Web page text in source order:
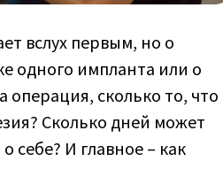
вслух первым, но о
одного импланта или о
операция, сколько то, что
Сколько дней может
себе? И главное – как